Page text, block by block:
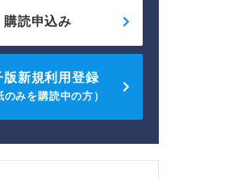
購読申込み
版新規利用登録
のみを購読中の方）